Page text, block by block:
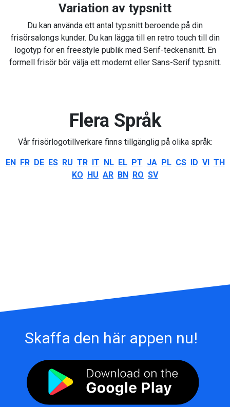
Variation av typsnitt
Du kan använda ett antal typsnitt beroende på din
frisörsalongs kunder. Du kan lägga till en retro touch till din
logotyp för en freestyle publik med Serif-teckensnitt. En
formell frisör bör välja ett modernt eller Sans-Serif typsnitt.
Flera Språk
Vår frisörlogotillverkare finns tillgänglig på olika språk:
EN FR DE ES RU TR IT NL EL PT JA PL CS ID VI TH
KO HU AR BN RO SV
Skaffa den här appen nu!